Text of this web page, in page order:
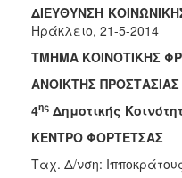
&
Φυσικές
Καταστροφές
Κέντρα
Κοινοτικής
Φροντίδας
(Κ.Α.Π.Η.)
Κέντρα
Δημιουργικής
ΔΙΕΥΘΥΝΣΗ
Ηράκλειο, 21-5-2014
ΤΜΗΜΑ ΚΟΙΝΟΤΙΚΗΣ
ΑΝΟΙΚΤΗΣ
4ης Δημοτικής
ΚΕΝΤΡΟ ΦΟΡΤΕΤΣΑΣ
Ταχ. Δ/νση: